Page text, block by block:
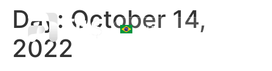
Day: October 14,
2022